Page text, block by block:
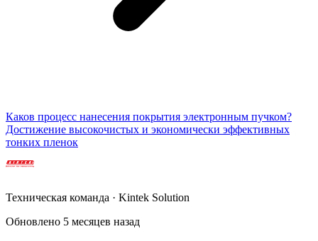
Каков процесс нанесения покрытия электронным пучком?
Достижение высокочистых и экономически эффективных
тонких пленок
Техническая команда · Kintek Solution
Обновлено 5 месяцев назад